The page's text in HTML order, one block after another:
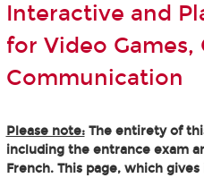
Interactive and
for Video Games,
Communication
Please note:The entirety of
including the entrance exam
French. This page, which